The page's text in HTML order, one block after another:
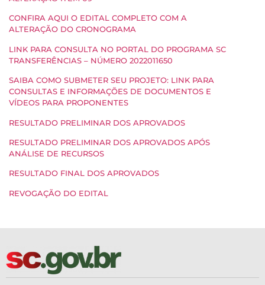
CONFIRA AQUI O EDITAL COMPLETO COM A
ALTERAÇÃO DO CRONOGRAMA
LINK PARA CONSULTA NO PORTAL DO PROGRAMA SC
TRANSFERÊNCIAS – NÚMERO 2022011650
SAIBA COMO SUBMETER SEU PROJETO: LINK PARA
CONSULTAS E INFORMAÇÕES DE DOCUMENTOS E
VÍDEOS PARA PROPONENTES
RESULTADO PRELIMINAR DOS APROVADOS
RESULTADO PRELIMINAR DOS APROVADOS APÓS
ANÁLISE DE RECURSOS
RESULTADO FINAL DOS APROVADOS
REVOGAÇÃO DO EDITAL